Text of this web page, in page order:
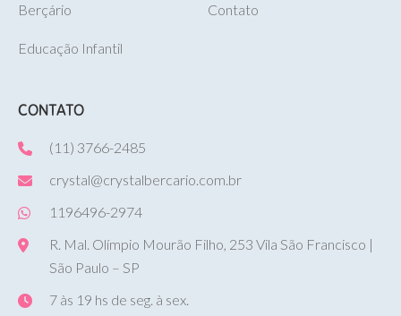
Berçário
Educação Infantil
Contato
CONTATO
(11) 3766-2485
crystal@crystalbercario.com.br
1196496-2974
R. Mal. Olímpio Mourão Filho, 253 Vila São Francisco |
São Paulo – SP
7 às 19 hs de seg. à sex.